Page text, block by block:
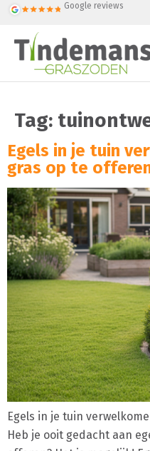
Google reviews
Tag:
Egels in je tuin
gras op te
Egels in je tuin
Heb je ooit gedacht aan